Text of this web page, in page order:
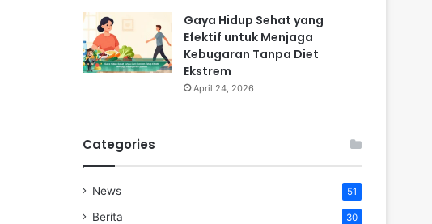
Gaya Hidup Sehat yang
Efektif untuk Menjaga
Kebugaran Tanpa Diet
Ekstrem
April 24, 2026
Categories
News 51
Berita 30